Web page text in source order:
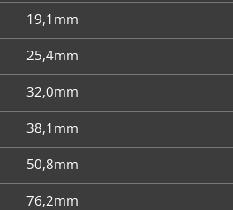
19,1mm
25,4mm
32,0mm
38,1mm
50,8mm
76,2mm